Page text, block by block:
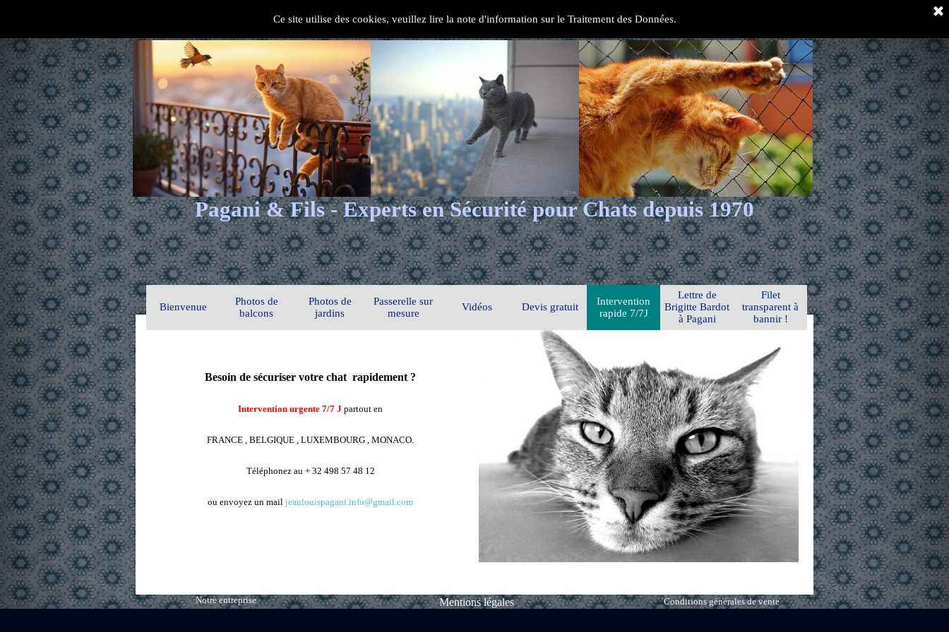
Ce site utilise des cookies, veuillez lire la note d'information sur le Traitement des Données.
Pagani & Fils - Experts en Sécurité pour Chats depuis 1970
Bienvenue
Photos de
balcons
Photos de
jardins
Passerelle sur
mesure
Vidéos Devis gratuit
Intervention
rapide 7/7J
Lettre de
Brigitte Bardot
à Pagani
Filet
transparent à
bannir !
Besoin de sécuriser votre chat rapidement ?
Intervention urgente 7/7 J partout en
FRANCE , BELGIQUE , LUXEMBOURG , MONACO.
Téléphonez au + 32 498 57 48 12
ou envoyez un mail jeanlouispagani.info@gmail.com
Notre entreprise Mentions légales Conditions générales de vente